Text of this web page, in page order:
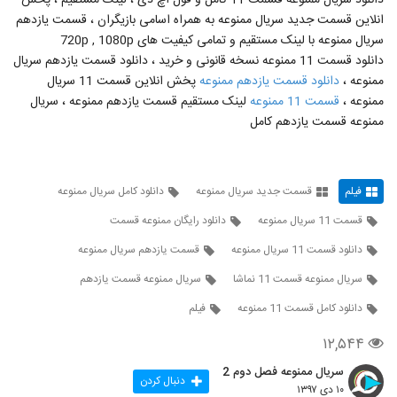
40
۱,۳۲۸ بازدید
41
قسمت 13 فصل 1 ممنوعه (کامل)(قانونی)
43
فصل دوم سریال ممنوعه قسمت اول (سریال)
) رایگان
۳,۰۳۸ بازدید
44 (سریال)| قسمت اول فصل دوم ممنوعه
چهارده - HD
۱,۹۳۶ بازدید
انلاین قسمت جدید سریال ممنوعه به همراه اسامی بازیگران ، قسمت یازدهم
سریال ممنوعه با لینک مستقیم و تمامی کیفیت های 720p , 1080p
دانلود قسمت 11 ممنوعه نسخه قانونی و خرید ، دانلود قسمت یازدهم سریال
ممنوعه ،دانلود قسمت یازدهم ممنوعه
پخش انلاین قسمت 11 سریال
ممنوعه ، قسمت 11 ممنوعه
لینک مستقیم قسمت یازدهم ممنوعه ، سریال
ممنوعه قسمت یازدهم کامل
فیلم قسمت جدید سریال ممنوعه
دانلود کامل سریال ممنوعه
قسمت 11 سریال ممنوعه
دانلود رایگان ممنوعه قسمت
دانلود قسمت 11 سریال ممنوعه
قسمت یازدهم سریال ممنوعه
سریال ممنوعه قسمت 11 نماشا
سریال ممنوعه قسمت یازدهم
دانلود کامل قسمت 11 ممنوعه
فیلم
۱۲,۵۴۴
سریال ممنوعه فصل دوم 2
۱۰ دی ۱۳۹۷ دنبال کردن